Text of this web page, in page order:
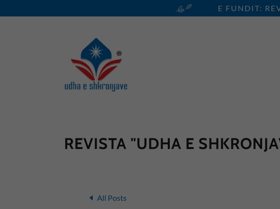
E FUNDIT:
REVISTA "UDHA E
All Posts